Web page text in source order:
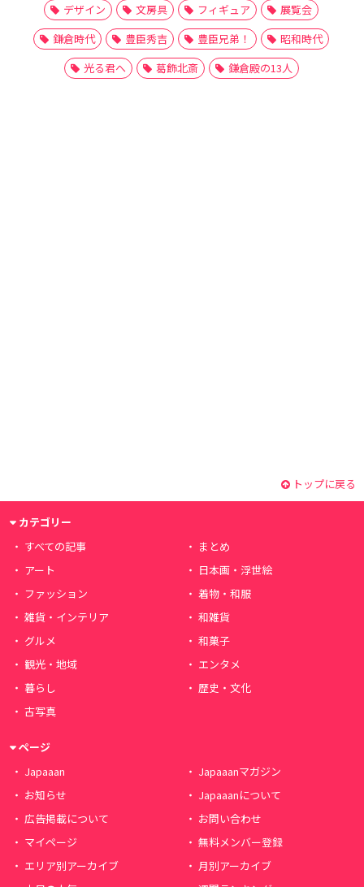
デザイン
文房具 フィギュア
展覧会
鎌倉時代
豊臣秀吉 豊臣兄弟！
昭和時代
光る君へ
葛飾北斎 鎌倉殿の13人
トップに戻る
カテゴリー
すべての記事
まとめ
アート
日本画・浮世絵
ファッション
着物・和服
雑貨・インテリア
和雑貨
グルメ
和菓子
観光・地域
エンタメ
暮らし
歴史・文化
古写真
ページ
Japaaan
Japaaanマガジン
お知らせ
Japaaanについて
広告掲載について
お問い合わせ
マイページ
無料メンバー登録
エリア別アーカイブ
月別アーカイブ